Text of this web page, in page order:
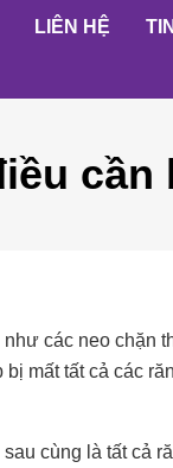
LIÊN HỆ
cần
các neo chặn
mất tất cả các
cùng là tất cả